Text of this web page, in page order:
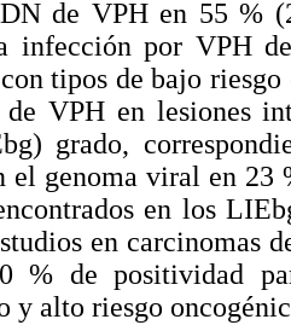
de VPH en 55 %
infección por VPH
tipos de bajo
de VPH en lesiones
grado,
el genoma viral en 23
en los
en carcinomas
% de positividad
y alto riesgo